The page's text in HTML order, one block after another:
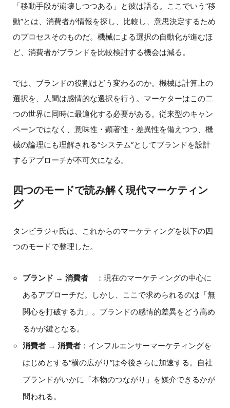
「移動手段が崩壊しつつある」と彼は語る。ここでいう“移
動”とは、消費者が情報を探し、比較し、意思決定するため
のプロセスそのものだ。機械による選択の自動化が進むほ
ど、消費者がブランドを比較検討する機会は減る。
では、ブランドの役割はどう変わるのか。機械は計算上の
選択を、人間は感情的な選択を行う。マーケターはこの二
つの世界に同時に最適化する必要がある。従来型のキャン
ペーンではなく、意味性・顕著性・差異性を備えつつ、機
械の論理にも理解される“システム”としてブランドを設計
するアプローチが不可欠になる。
四つのモードで読み解く現代マーケティン
グ
タンビラジャ氏は、これからのマーケティングを以下の四
つのモードで整理した。
ブランド → 消費者 ：現在のマーケティングの中心に
あるアプローチだ。しかし、ここで求められるのは「無
関心を打破する力」。ブランドの感情的差異をどう高め
るかが鍵となる。
消費者 → 消費者 ：インフルエンサーマーケティングを
はじめとする“横の広がり”は今後さらに加速する。自社
ブランドがいかに「本物のつながり」を媒介できるかが
問われる。